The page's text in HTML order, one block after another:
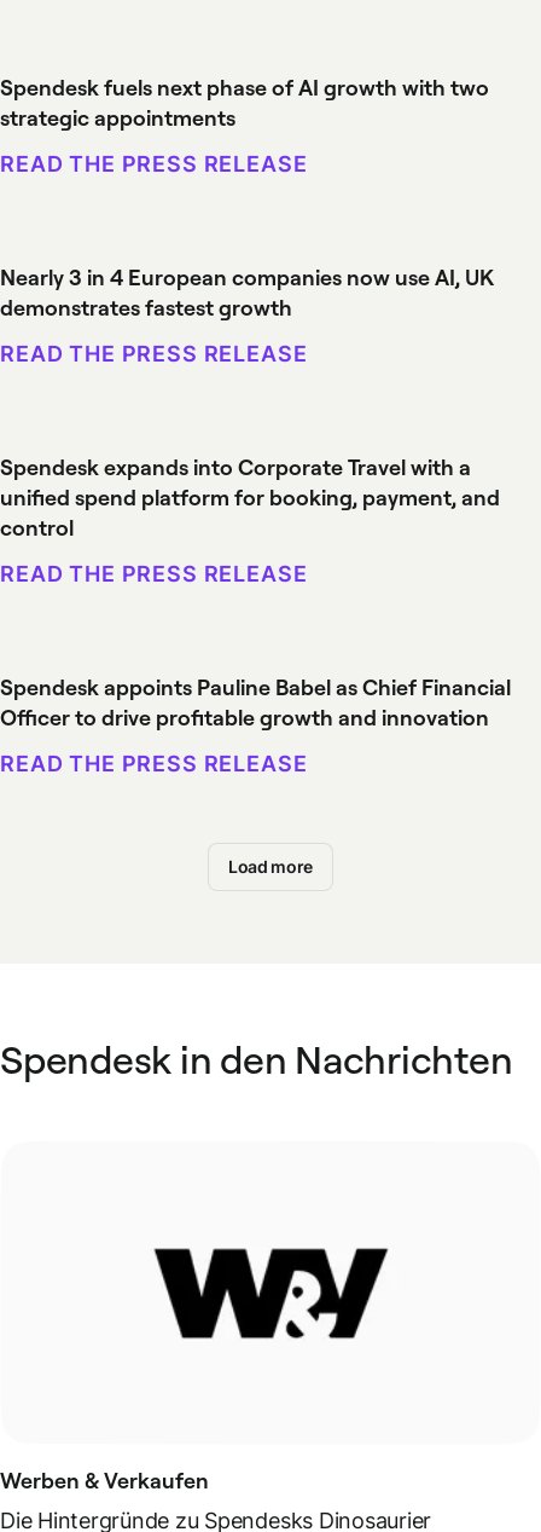
Spendesk fuels next phase of AI growth with two
strategic appointments
READ THE PRESS RELEASE
Nearly 3 in 4 European companies now use AI, UK
demonstrates fastest growth
READ THE PRESS RELEASE
Spendesk expands into Corporate Travel with a
unified spend platform for booking, payment, and
control
READ THE PRESS RELEASE
Spendesk appoints Pauline Babel as Chief Financial
Officer to drive profitable growth and innovation
READ THE PRESS RELEASE
Load more
Spendesk in den Nachrichten
Werben & Verkaufen
Die Hintergründe zu Spendesks Dinosaurier